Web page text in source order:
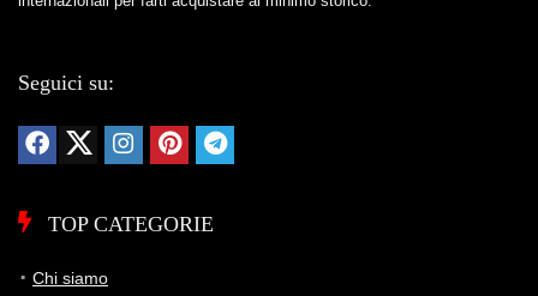
Seguici su:
TOP CATEGORIE
Chi siamo